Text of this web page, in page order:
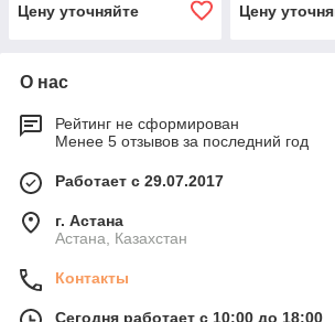
Цену уточняйте
Цену
О нас
Рейтинг не сформирован
Менее 5 отзывов за последний год
Работает с 29.07.2017
г. Астана
Астана, Казахстан
Контакты
Сегодня работает с 10:00 до 18:00